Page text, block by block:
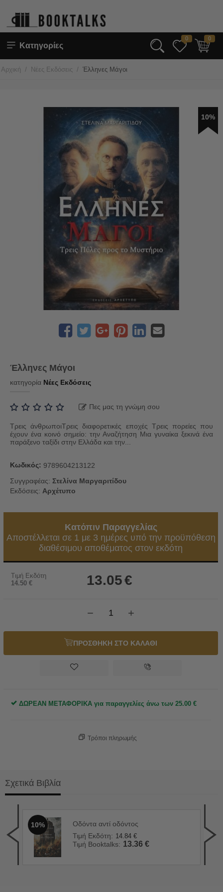
Κατηγορίες
0 0
Αρχική / Νέες Εκδόσεις / Έλληνες Μάγοι
10%
Έλληνες Μάγοι
κατηγορία Νέες Εκδόσεις
Πες μας τη γνώμη σου
Τρεις άνθρωποιΤρεις διαφορετικές εποχές Τρεις πορείες που
έχουν ένα κοινό σημείο: την Αναζήτηση Μια γυναίκα ξεκινά ένα
παράξενο ταξίδι στην Ελλάδα και την...
Κωδικός: 9789604213122
Συγγραφέας: Στελίνα Μαργαριτίδου
Εκδόσεις: Αρχέτυπο
Κατόπιν Παραγγελίας
Αποστέλλεται σε 1 με 3 ημέρες υπό την προϋπόθεση
διαθέσιμου αποθέματος στον εκδότη
Τιμή Εκδότη
14.50 € 13.05€
+
−
ΠΡΟΣΘΗΚΗ ΣΤΟ ΚΑΛΑΘΙ
ΔΩΡΕΑΝ ΜΕΤΑΦΟΡΙΚΑ για παραγγελίες άνω των 25.00 €
Τρόποι πληρωμής
Σχετικά Βιβλία
10%
Οδόντα αντί οδόντος
Τιμή Εκδότη: 14.84 €
Τιμή Booktalks: 13.36 €